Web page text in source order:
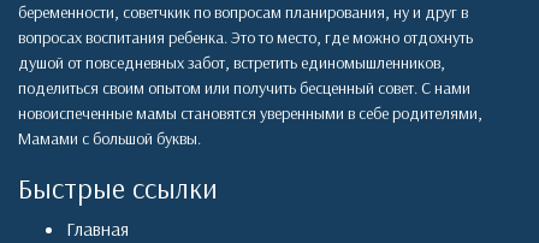
беременности, советчкик по вопросам планирования, ну и друг в
вопросах воспитания ребенка. Это то место, где можно отдохнуть
душой от повседневных забот, встретить единомышленников,
поделиться своим опытом или получить бесценный совет. С нами
новоиспеченные мамы становятся уверенными в себе родителями,
Мамами с большой буквы.
Быстрые ссылки
Главная